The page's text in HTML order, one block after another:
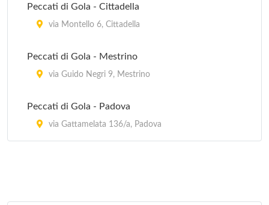
Peccati di Gola - Cittadella
via Montello 6, Cittadella
Peccati di Gola - Mestrino
via Guido Negri 9, Mestrino
Peccati di Gola - Padova
via Gattamelata 136/a, Padova